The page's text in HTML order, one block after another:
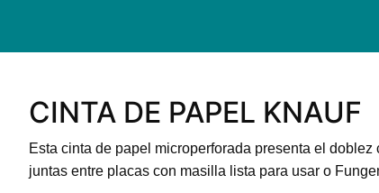
CINTA DE PAPEL KNAUF
Esta cinta de papel microperforada presenta el
juntas entre placas con masilla lista para usar o